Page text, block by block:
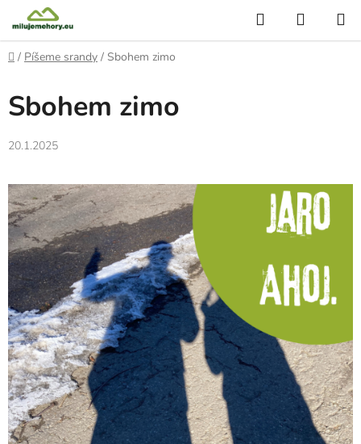
na
obsah
Hledat
KOŠÍK
Domů
/ Píšeme srandy / Sbohem zimo
Sbohem zimo
20.1.2025